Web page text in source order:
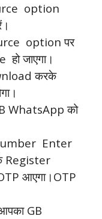
option
option पर
जाएगा।
करके
WhatsApp को
Enter
Register
आएगा।OTP
GB